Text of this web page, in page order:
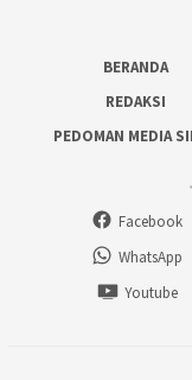
BERANDA
REDAKSI
PEDOMAN MEDIA
Facebook
WhatsApp
Youtube